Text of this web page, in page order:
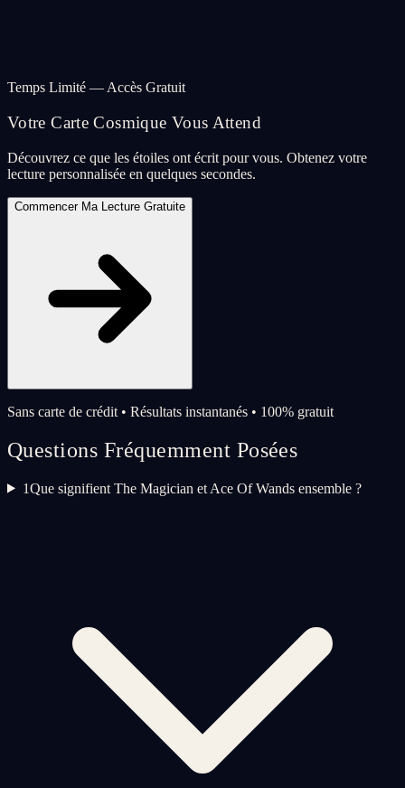
Temps Limité — Accès Gratuit
Votre Carte Cosmique Vous Attend
Découvrez ce que les étoiles ont écrit pour vous. Obtenez votre
lecture personnalisée en quelques secondes.
Commencer Ma Lecture Gratuite
Sans carte de crédit • Résultats instantanés • 100% gratuit
Questions Fréquemment Posées
1Que signifient The Magician et Ace Of Wands ensemble ?